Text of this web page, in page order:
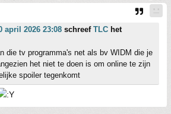
april 2026 23:08 schreef TLC het
die tv programma's net als bv WIDM die je
het niet te doen is om online te zijn
spoiler tegenkomt